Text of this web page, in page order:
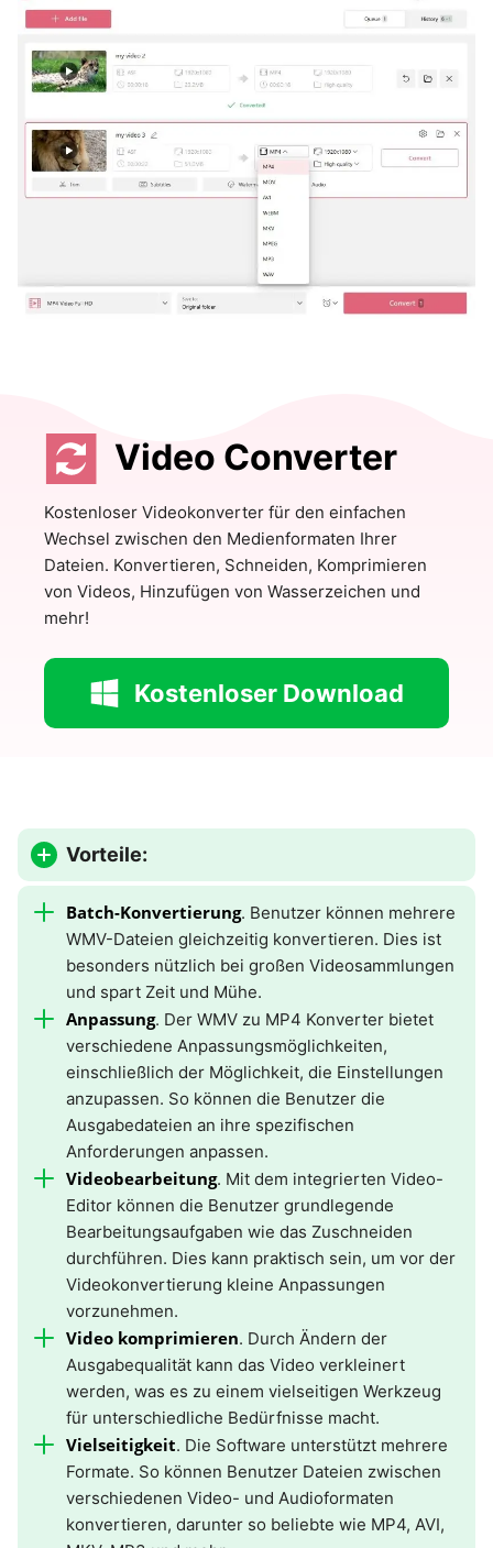
Video Converter
Kostenloser Videokonverter für den einfachen
Wechsel zwischen den Medienformaten Ihrer
Dateien. Konvertieren, Schneiden, Komprimieren
von Videos, Hinzufügen von Wasserzeichen und
mehr!
Kostenloser Download
Vorteile:
Batch-Konvertierung. Benutzer können mehrere
WMV-Dateien gleichzeitig konvertieren. Dies ist
besonders nützlich bei großen Videosammlungen
und spart Zeit und Mühe.
Anpassung. Der WMV zu MP4 Konverter bietet
verschiedene Anpassungsmöglichkeiten,
einschließlich der Möglichkeit, die Einstellungen
anzupassen. So können die Benutzer die
Ausgabedateien an ihre spezifischen
Anforderungen anpassen.
Videobearbeitung. Mit dem integrierten Video-
Editor können die Benutzer grundlegende
Bearbeitungsaufgaben wie das Zuschneiden
durchführen. Dies kann praktisch sein, um vor der
Videokonvertierung kleine Anpassungen
vorzunehmen.
Video komprimieren. Durch Ändern der
Ausgabequalität kann das Video verkleinert
werden, was es zu einem vielseitigen Werkzeug
für unterschiedliche Bedürfnisse macht.
Vielseitigkeit. Die Software unterstützt mehrere
Formate. So können Benutzer Dateien zwischen
verschiedenen Video- und Audioformaten
konvertieren, darunter so beliebte wie MP4, AVI,